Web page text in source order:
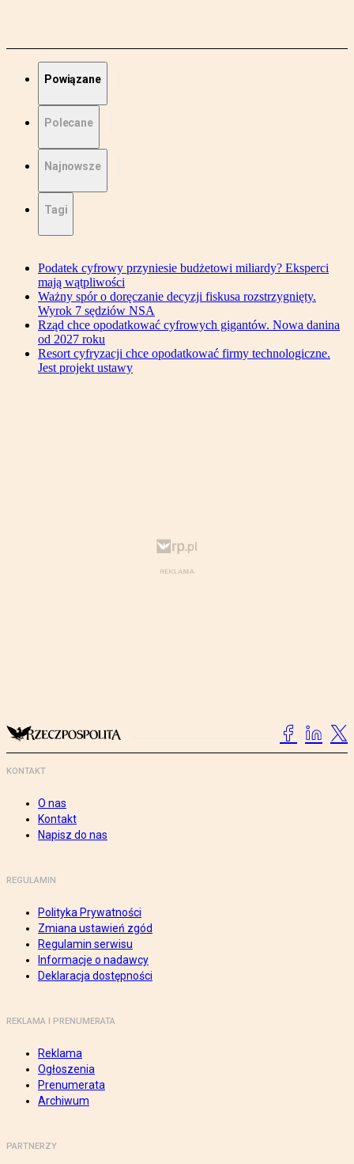
Powiązane
Polecane
Najnowsze
Tagi
Podatek cyfrowy przyniesie budżetowi miliardy? Eksperci
mają wątpliwości
Ważny spór o doręczanie decyzji fiskusa rozstrzygnięty.
Wyrok 7 sędziów NSA
Rząd chce opodatkować cyfrowych gigantów. Nowa danina
od 2027 roku
Resort cyfryzacji chce opodatkować firmy technologiczne.
Jest projekt ustawy
KONTAKT
O nas
Kontakt
Napisz do nas
REGULAMIN
Polityka Prywatności
Zmiana ustawień zgód
Regulamin serwisu
Informacje o nadawcy
Deklaracja dostępności
REKLAMA I PRENUMERATA
Reklama
Ogłoszenia
Prenumerata
Archiwum
PARTNERZY